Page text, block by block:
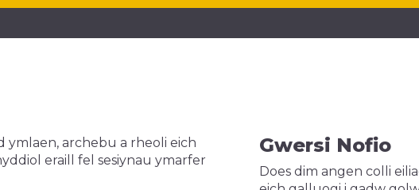
eich ymweliad Cysylltu â Ni Gweithgareddau a
ymlaen, archebu a rheoli eich
eraill fel sesiynau ymarfer
Gwersi Nofio
Does dim angen colli